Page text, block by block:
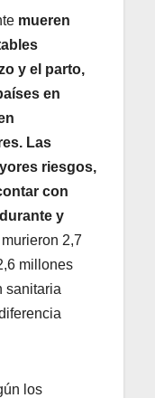
mueren
y el parto,
en
Las
riesgos,
con
y
2,7
millones
sanitaria
los